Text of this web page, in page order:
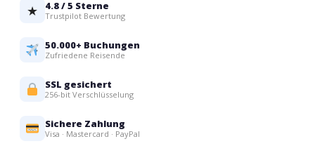
★ 4.8 / 5 Sterne
Trustpilot Bewertung
50.000+ Buchungen
Zufriedene Reisende
SSL gesichert
256-bit Verschlüsselung
Sichere Zahlung
Visa · Mastercard · PayPal